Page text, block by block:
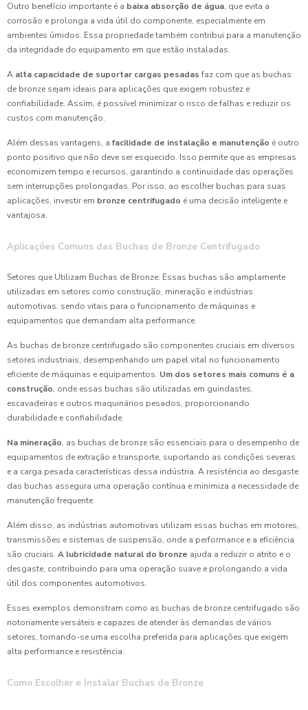
Outro benefício importante é a baixa absorção de água, que evita a
corrosão e prolonga a vida útil do componente, especialmente em
ambientes úmidos. Essa propriedade também contribui para a manutenção
da integridade do equipamento em que estão instaladas.
A alta capacidade de suportar cargas pesadas faz com que as buchas
de bronze sejam ideais para aplicações que exigem robustez e
confiabilidade. Assim, é possível minimizar o risco de falhas e reduzir os
custos com manutenção.
Além dessas vantagens, a facilidade de instalação e manutenção é outro
ponto positivo que não deve ser esquecido. Isso permite que as empresas
economizem tempo e recursos, garantindo a continuidade das operações
sem interrupções prolongadas. Por isso, ao escolher buchas para suas
aplicações, investir em bronze centrifugado é uma decisão inteligente e
vantajosa.
Aplicações Comuns das Buchas de Bronze Centrifugado
Setores que Utilizam Buchas de Bronze: Essas buchas são amplamente
utilizadas em setores como construção, mineração e indústrias
automotivas, sendo vitais para o funcionamento de máquinas e
equipamentos que demandam alta performance.
As buchas de bronze centrifugado são componentes cruciais em diversos
setores industriais, desempenhando um papel vital no funcionamento
eficiente de máquinas e equipamentos. Um dos setores mais comuns é a
construção, onde essas buchas são utilizadas em guindastes,
escavadeiras e outros maquinários pesados, proporcionando
durabilidade e confiabilidade.
Na mineração, as buchas de bronze são essenciais para o desempenho de
equipamentos de extração e transporte, suportando as condições severas
e a carga pesada características dessa indústria. A resistência ao desgaste
das buchas assegura uma operação contínua e minimiza a necessidade de
manutenção frequente.
Além disso, as indústrias automotivas utilizam essas buchas em motores,
transmissões e sistemas de suspensão, onde a performance e a eficiência
são cruciais. A lubricidade natural do bronze ajuda a reduzir o atrito e o
desgaste, contribuindo para uma operação suave e prolongando a vida
útil dos componentes automotivos.
Esses exemplos demonstram como as buchas de bronze centrifugado são
notoriamente versáteis e capazes de atender às demandas de vários
setores, tornando-se uma escolha preferida para aplicações que exigem
alta performance e resistência.
Como Escolher e Instalar Buchas de Bronze